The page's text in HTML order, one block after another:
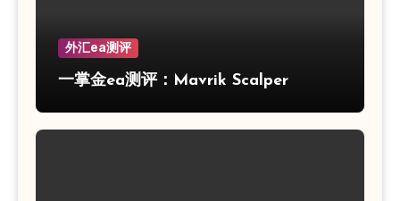
外汇ea测评
一掌金ea测评：Mavrik Scalper